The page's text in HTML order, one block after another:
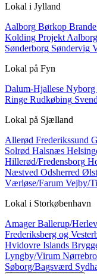
Lokal i Jylland
Aalborg Børkop Brande
Kolding Projekt Aalborg
Sønderborg Søndervig
Lokal på Fyn
Dalum-Hjallese Nyborg
Ringe Rudkøbing
Lokal på Sjælland
Allerød Frederikssund
Solrød Halsnæs
Hillerød/Fredensborg
Næstved Odsherred
Værløse/Farum Vejby/
Lokal i Storkøbenhavn
AmagerBallerup/Herlev
Frederiksberg og
Hvidovre Islands
Lyngby/Virum
Søborg/Bagsværd